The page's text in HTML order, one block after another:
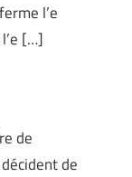
l’e
[…]
de
de